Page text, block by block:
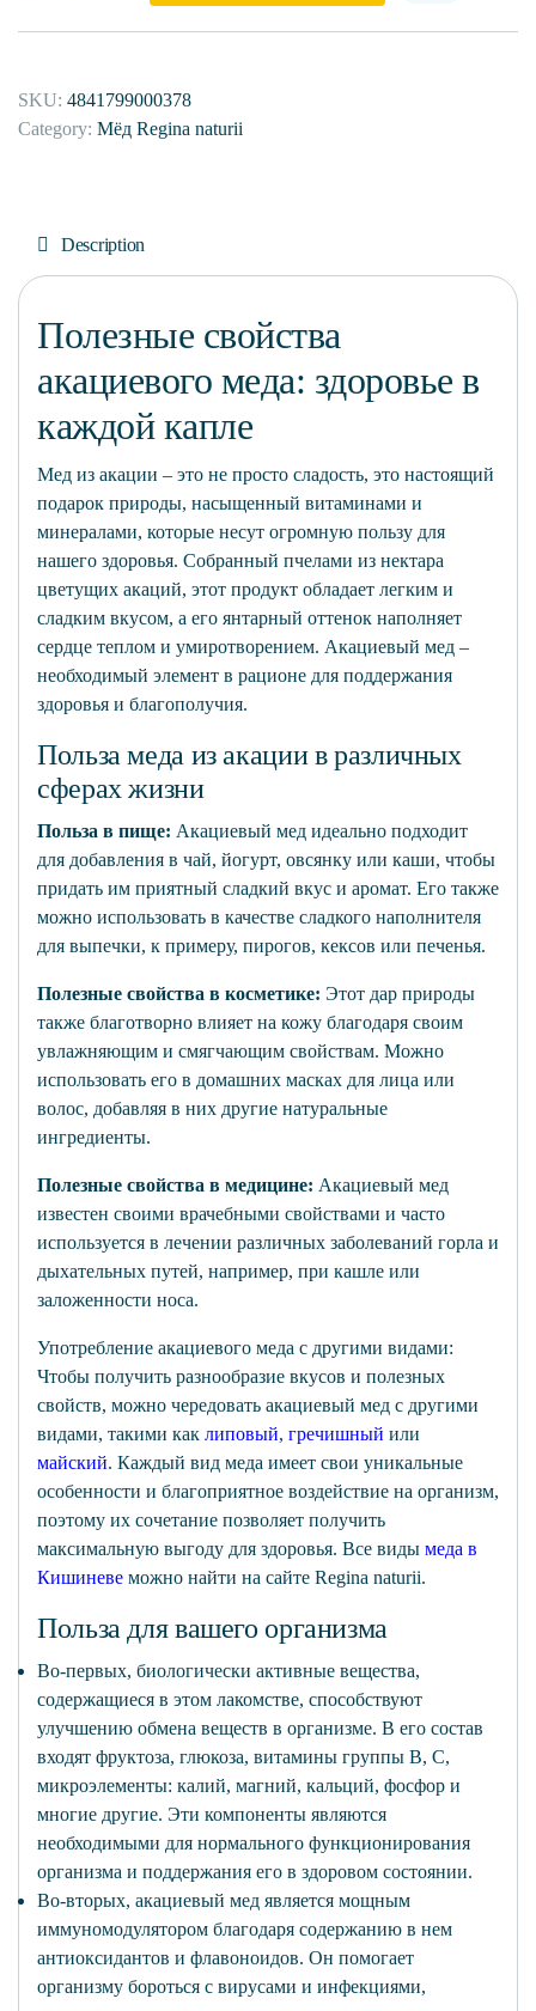
SKU: 4841799000378
Category: Мёд Regina naturii
Description
Полезные свойства
акациевого меда: здоровье в
каждой капле
Мед из акации – это не просто сладость, это настоящий
подарок природы, насыщенный витаминами и
минералами, которые несут огромную пользу для
нашего здоровья. Собранный пчелами из нектара
цветущих акаций, этот продукт обладает легким и
сладким вкусом, а его янтарный оттенок наполняет
сердце теплом и умиротворением. Акациевый мед –
необходимый элемент в рационе для поддержания
здоровья и благополучия.
Польза меда из акации в различных
сферах жизни
Польза в пище: Акациевый мед идеально подходит
для добавления в чай, йогурт, овсянку или каши, чтобы
придать им приятный сладкий вкус и аромат. Его также
можно использовать в качестве сладкого наполнителя
для выпечки, к примеру, пирогов, кексов или печенья.
Полезные свойства в косметике: Этот дар природы
также благотворно влияет на кожу благодаря своим
увлажняющим и смягчающим свойствам. Можно
использовать его в домашних масках для лица или
волос, добавляя в них другие натуральные
ингредиенты.
Полезные свойства в медицине: Акациевый мед
известен своими врачебными свойствами и часто
используется в лечении различных заболеваний горла и
дыхательных путей, например, при кашле или
заложенности носа.
Употребление акациевого меда с другими видами:
Чтобы получить разнообразие вкусов и полезных
свойств, можно чередовать акациевый мед с другими
видами, такими как липовый, гречишный или
майский. Каждый вид меда имеет свои уникальные
особенности и благоприятное воздействие на организм,
поэтому их сочетание позволяет получить
максимальную выгоду для здоровья. Все виды меда в
Кишиневе можно найти на сайте Regina naturii.
Польза для вашего организма
Во-первых, биологически активные вещества,
содержащиеся в этом лакомстве, способствуют
улучшению обмена веществ в организме. В его состав
входят фруктоза, глюкоза, витамины группы В, С,
микроэлементы: калий, магний, кальций, фосфор и
многие другие. Эти компоненты являются
необходимыми для нормального функционирования
организма и поддержания его в здоровом состоянии.
Во-вторых, акациевый мед является мощным
иммуномодулятором благодаря содержанию в нем
антиоксидантов и флавоноидов. Он помогает
организму бороться с вирусами и инфекциями,